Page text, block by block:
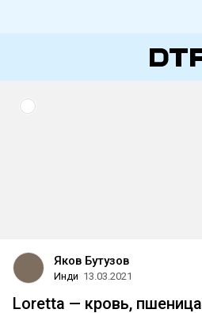
Яков Бутузов
Инди 13.03.2021
Loretta — кровь, пшеница